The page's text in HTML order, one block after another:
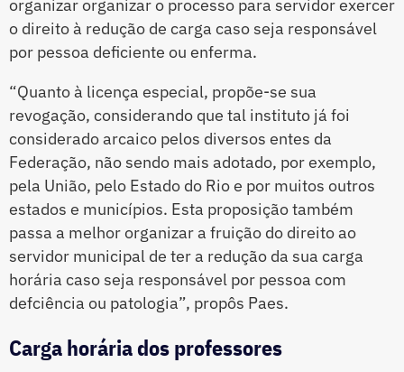
organizar organizar o processo para servidor exercer
o direito à redução de carga caso seja responsável
por pessoa deficiente ou enferma.
“Quanto à licença especial, propõe-se sua
revogação, considerando que tal instituto já foi
considerado arcaico pelos diversos entes da
Federação, não sendo mais adotado, por exemplo,
pela União, pelo Estado do Rio e por muitos outros
estados e municípios. Esta proposição também
passa a melhor organizar a fruição do direito ao
servidor municipal de ter a redução da sua carga
horária caso seja responsável por pessoa com
defciência ou patologia”, propôs Paes.
Carga horária dos professores